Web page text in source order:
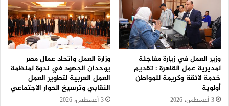
وزير العمل في زيارة مفاجئة
لمديرية عمل القاهرة : تقديم
خدمة لائقة وكريمة للمواطن
أولوية
3 أغسطس، 2026
وزارة العمل واتحاد عمال مصر
يوحدان الجهود في ندوة لمنظمة
العمل العربية لتطوير العمل
النقابي وترسيخ الحوار الاجتماعي
3 أغسطس، 2026